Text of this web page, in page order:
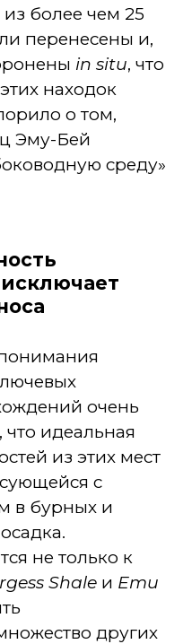
более чем 25
перенесены и,
in situ, что
находок
о том,
Эму-Бей
среду»
очень
что идеальная
из этих мест
с
в бурных и
не только к
Shale и Emu
других